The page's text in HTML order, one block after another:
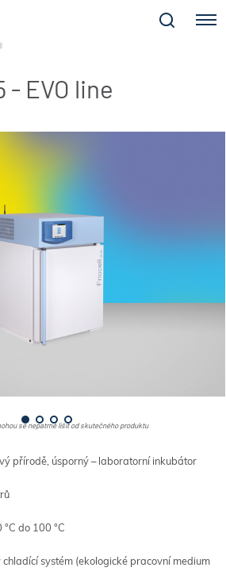
Menu
- EVO line
se nepatrně lišit od skutečného produktu
přírodě, úsporný – laboratorní inkubátor
do 100 °C
systém (ekologické pracovní medium